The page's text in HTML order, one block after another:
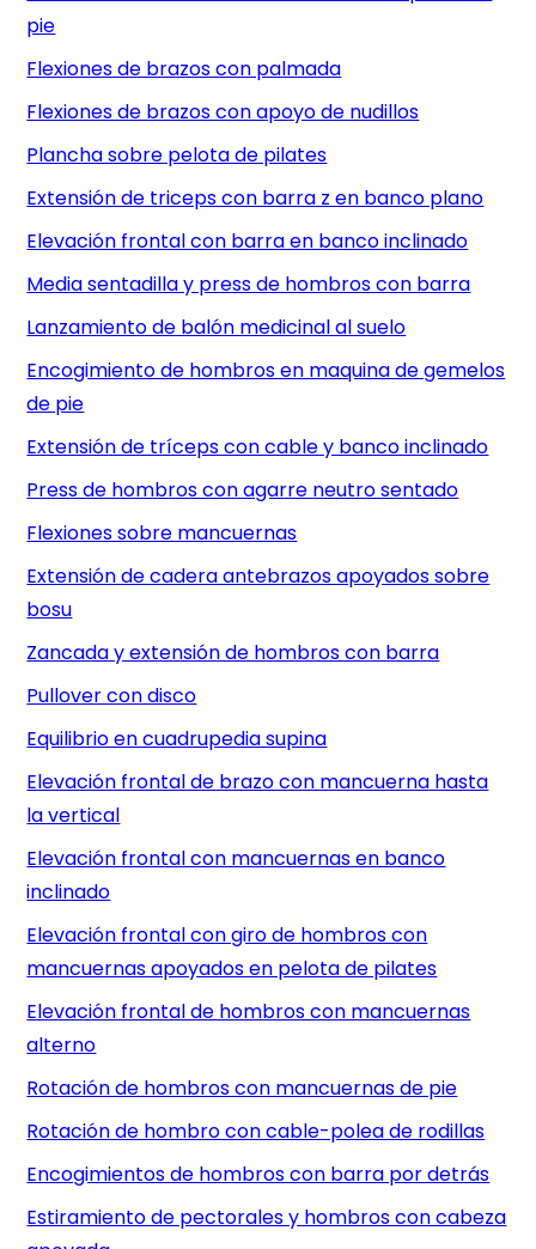
pie
Flexiones de brazos con palmada
Flexiones de brazos con apoyo de nudillos
Plancha sobre pelota de pilates
Extensión de triceps con barra z en banco plano
Elevación frontal con barra en banco inclinado
Media sentadilla y press de hombros con barra
Lanzamiento de balón medicinal al suelo
Encogimiento de hombros en maquina de gemelos
de pie
Extensión de tríceps con cable y banco inclinado
Press de hombros con agarre neutro sentado
Flexiones sobre mancuernas
Extensión de cadera antebrazos apoyados sobre
bosu
Zancada y extensión de hombros con barra
Pullover con disco
Equilibrio en cuadrupedia supina
Elevación frontal de brazo con mancuerna hasta
la vertical
Elevación frontal con mancuernas en banco
inclinado
Elevación frontal con giro de hombros con
mancuernas apoyados en pelota de pilates
Elevación frontal de hombros con mancuernas
alterno
Rotación de hombros con mancuernas de pie
Rotación de hombro con cable-polea de rodillas
Encogimientos de hombros con barra por detrás
Estiramiento de pectorales y hombros con cabeza